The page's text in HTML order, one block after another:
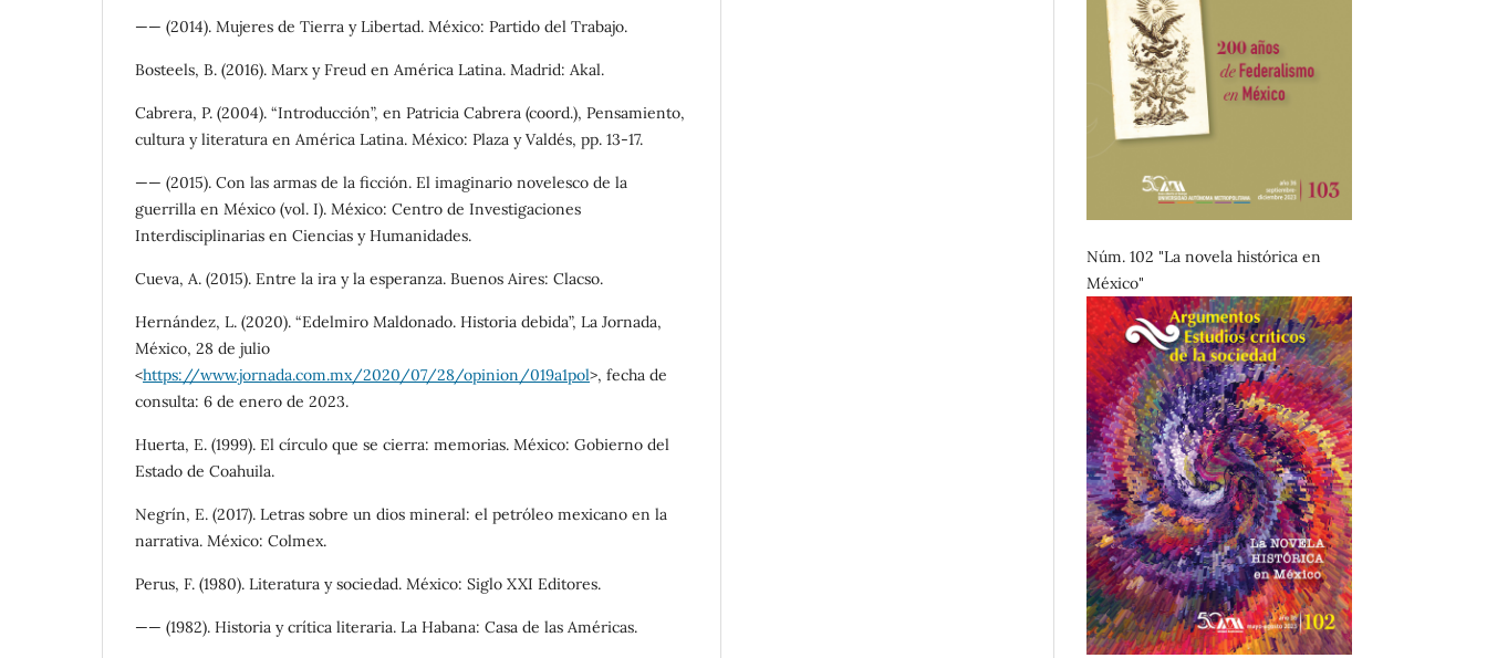
—— (2014). Mujeres de Tierra y Libertad. México: Partido del Trabajo.
Bosteels, B. (2016). Marx y Freud en América Latina. Madrid: Akal.
Cabrera, P. (2004). “Introducción”, en Patricia Cabrera (coord.), Pensamiento,
cultura y literatura en América Latina. México: Plaza y Valdés, pp. 13-17.
—— (2015). Con las armas de la ficción. El imaginario novelesco de la
guerrilla en México (vol. I). México: Centro de Investigaciones
Interdisciplinarias en Ciencias y Humanidades.
Cueva, A. (2015). Entre la ira y la esperanza. Buenos Aires: Clacso.
Hernández, L. (2020). “Edelmiro Maldonado. Historia debida”, La Jornada,
México, 28 de julio
<https://www.jornada.com.mx/2020/07/28/opinion/019a1pol>, fecha de
consulta: 6 de enero de 2023.
Huerta, E. (1999). El círculo que se cierra: memorias. México: Gobierno del
Estado de Coahuila.
Negrín, E. (2017). Letras sobre un dios mineral: el petróleo mexicano en la
narrativa. México: Colmex.
Perus, F. (1980). Literatura y sociedad. México: Siglo XXI Editores.
—— (1982). Historia y crítica literaria. La Habana: Casa de las Américas.
Núm. 102 "La novela histórica en
México"